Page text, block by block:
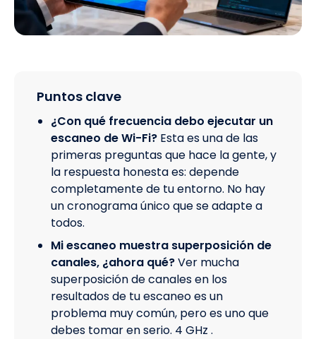
Puntos clave
¿Con qué frecuencia debo ejecutar un
escaneo de Wi-Fi? Esta es una de las
primeras preguntas que hace la gente, y
la respuesta honesta es: depende
completamente de tu entorno. No hay
un cronograma único que se adapte a
todos.
Mi escaneo muestra superposición de
canales, ¿ahora qué?Ver mucha
superposición de canales en los
resultados de tu escaneo es un
problema muy común, pero es uno que
debes tomar en serio. 4 GHz .